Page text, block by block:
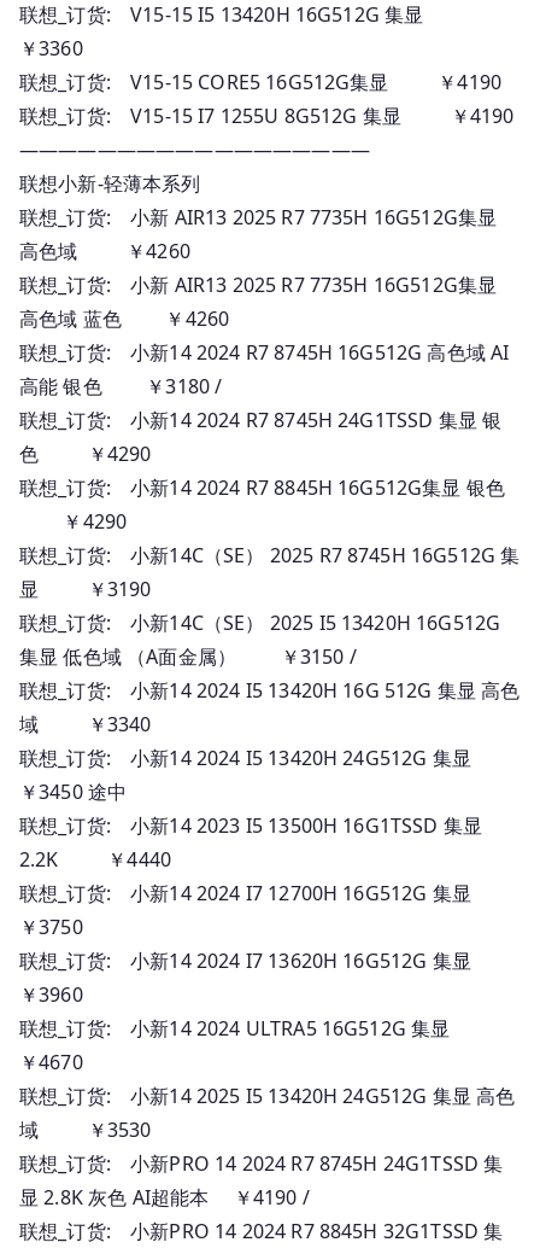
联想_订货: V15-15 I5 13420H 16G512G 集显
￥3360
联想_订货: V15-15 CORE5 16G512G集显 ￥4190
联想_订货: V15-15 I7 1255U 8G512G 集显 ￥4190
——————————————————
联想小新-轻薄本系列
联想_订货: 小新 AIR13 2025 R7 7735H 16G512G集显
高色域 ￥4260
联想_订货: 小新 AIR13 2025 R7 7735H 16G512G集显
高色域 蓝色 ￥4260
联想_订货: 小新14 2024 R7 8745H 16G512G 高色域 AI
高能 银色 ￥3180 /
联想_订货: 小新14 2024 R7 8745H 24G1TSSD 集显 银
色 ￥4290
联想_订货: 小新14 2024 R7 8845H 16G512G集显 银色
￥4290
联想_订货: 小新14C（SE） 2025 R7 8745H 16G512G 集
显 ￥3190
联想_订货: 小新14C（SE） 2025 I5 13420H 16G512G
集显 低色域 （A面金属） ￥3150 /
联想_订货: 小新14 2024 I5 13420H 16G 512G 集显 高色
域 ￥3340
联想_订货: 小新14 2024 I5 13420H 24G512G 集显
￥3450 途中
联想_订货: 小新14 2023 I5 13500H 16G1TSSD 集显
2.2K ￥4440
联想_订货: 小新14 2024 I7 12700H 16G512G 集显
￥3750
联想_订货: 小新14 2024 I7 13620H 16G512G 集显
￥3960
联想_订货: 小新14 2024 ULTRA5 16G512G 集显
￥4670
联想_订货: 小新14 2025 I5 13420H 24G512G 集显 高色
域 ￥3530
联想_订货: 小新PRO 14 2024 R7 8745H 24G1TSSD 集
显 2.8K 灰色 AI超能本 ￥4190 /
联想_订货: 小新PRO 14 2024 R7 8845H 32G1TSSD 集